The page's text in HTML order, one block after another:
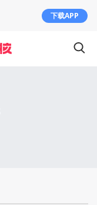
下载APP